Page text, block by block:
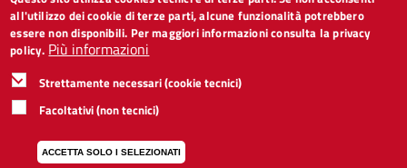
CC BY 3.0 IT
all'utilizzo dei cookie di terze parti, alcune funzionalità potrebbero
essere non disponibili. Per maggiori informazioni consulta la privacy
policy. Più informazioni
Strettamente necessari (cookie tecnici)
Facoltativi (non tecnici)
ACCETTA SOLO I SELEZIONATI